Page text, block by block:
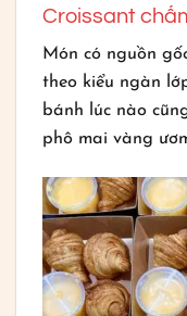
Croissant
Món có nguồn
theo kiểu ngàn
bánh lúc nào
phô mai vàng